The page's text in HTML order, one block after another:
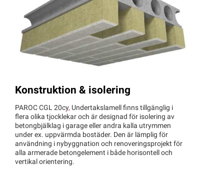
Konstruktion & isolering
PAROC CGL 20cy, Undertakslamell finns tillgänglig i
flera olika tjocklekar och är designad för isolering av
betongbjälklag i garage eller andra kalla utrymmen
under ex. uppvärmda bostäder. Den är lämplig för
användning i nybyggnation och renoveringsprojekt för
alla armerade betongelement i både horisontell och
vertikal orientering.